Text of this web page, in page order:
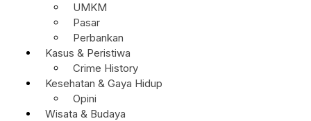
UMKM
Pasar
Perbankan
Kasus & Peristiwa
Crime History
Kesehatan & Gaya Hidup
Opini
Wisata & Budaya